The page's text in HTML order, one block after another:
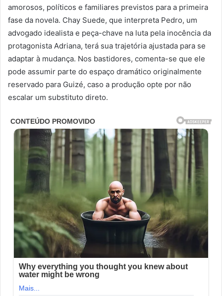
amorosos, políticos e familiares previstos para a primeira
fase da novela. Chay Suede, que interpreta Pedro, um
advogado idealista e peça-chave na luta pela inocência da
protagonista Adriana, terá sua trajetória ajustada para se
adaptar à mudança. Nos bastidores, comenta-se que ele
pode assumir parte do espaço dramático originalmente
reservado para Guizé, caso a produção opte por não
escalar um substituto direto.